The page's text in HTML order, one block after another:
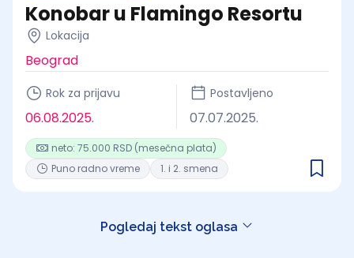
Konobar u Flamingo Resortu
Lokacija
Beograd
Rok za prijavu
06.08.2025.
Postavljeno
07.07.2025.
neto: 75.000 RSD (mesečna plata)
Puno radno vreme
1. i 2. smena
Pogledaj tekst oglasa